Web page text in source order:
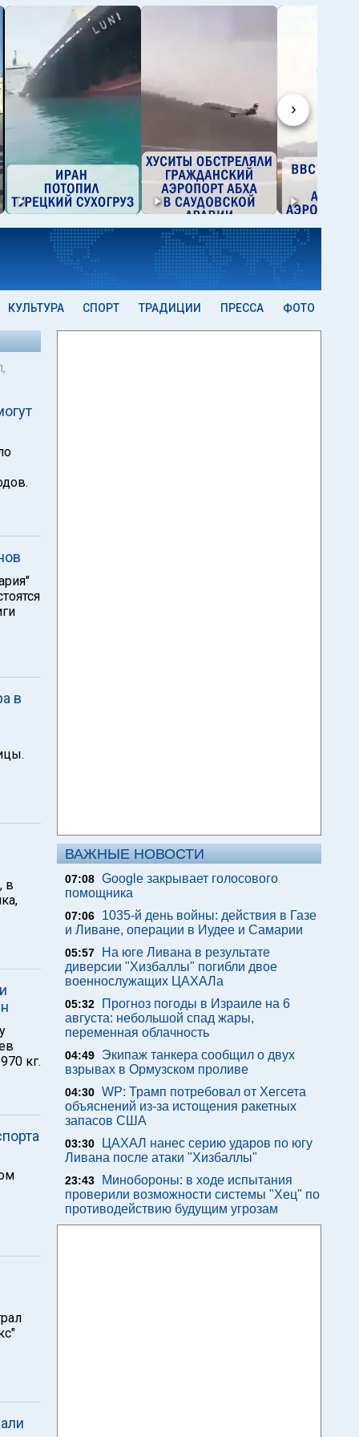
›
КУЛЬТУРА СПОРТ ТРАДИЦИИ ПРЕССА ФОТО
в
в
кг.
ВАЖНЫЕ НОВОСТИ
07:08 Google закрывает голосового
помощника
07:06
1035-й день войны: действия в Газе
и Ливане, операции в Иудее и Самарии
05:57
На юге Ливана в результате
диверсии "Хизбаллы" погибли двое
военнослужащих ЦАХАЛа
05:32
Прогноз погоды в Израиле на 6
августа: небольшой спад жары,
переменная облачность
04:49
Экипаж танкера сообщил о двух
взрывах в Ормузском проливе
04:30 WP: Трамп потребовал от Хегсета
объяснений из-за истощения ракетных
запасов США
03:30
ЦАХАЛ нанес серию ударов по югу
Ливана после атаки "Хизбаллы"
23:43
Минобороны: в ходе испытания
проверили возможности системы "Хец" по
противодействию будущим угрозам